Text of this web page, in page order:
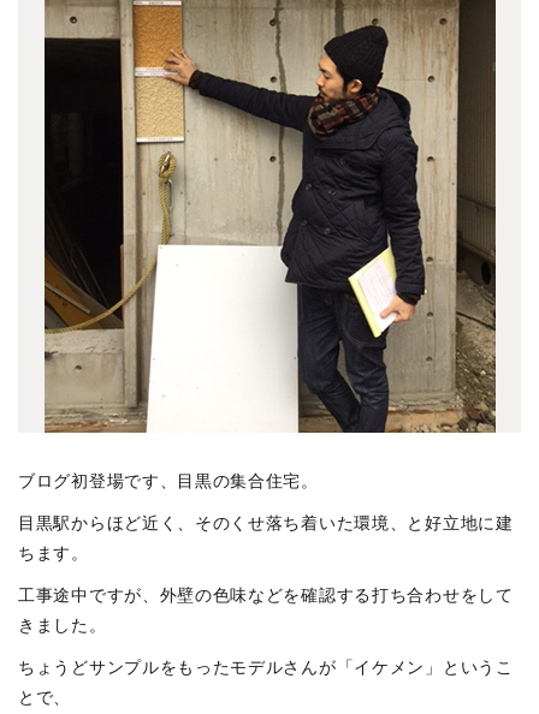
ブログ初登場です、目黒の集合住宅。
目黒駅からほど近く、そのくせ落ち着いた環境、と好立地に建
ちます。
工事途中ですが、外壁の色味などを確認する打ち合わせをして
きました。
ちょうどサンプルをもったモデルさんが「イケメン」というこ
とで、